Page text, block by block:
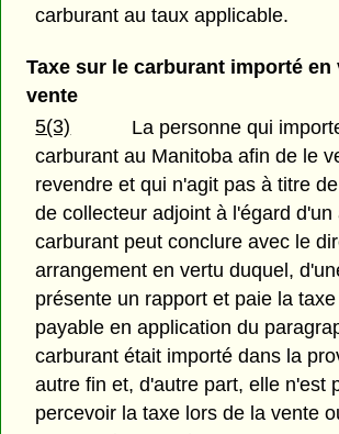
carburant au taux applicable.
Taxe sur le carburant importé en
vente
5(3)
La personne qui
carburant au Manitoba afin de le
revendre et qui n'agit pas à titre
de collecteur adjoint à l'égard d'un
carburant peut conclure avec le
arrangement en vertu duquel,
présente un rapport et paie la
payable en application du
carburant était importé dans la
autre fin et, d'autre part, elle n'est
percevoir la taxe lors de la vente